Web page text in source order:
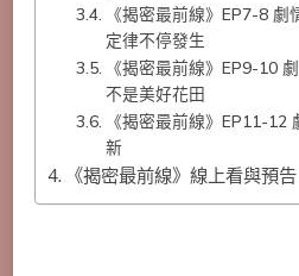
《揭密最前線》EP7-8
定律不停發生
《揭密最前線》EP9-10
不是美好花田
《揭密最前線》EP11-12
新
《揭密最前線》線上看與預告